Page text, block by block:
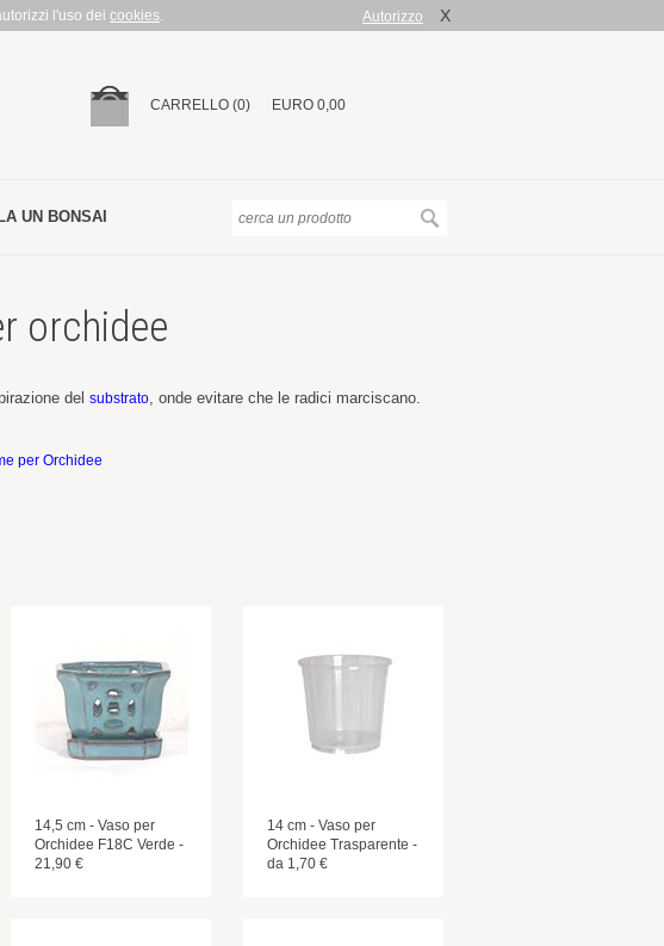
l'uso dei cookies. Autorizzo X
CARRELLO (0) EURO 0,00
UN BONSAI
orchidee
del substrato, onde evitare che le radici marciscano.
per Orchidee
14,5 cm - Vaso per
Orchidee F18C Verde -
21,90 €
14 cm - Vaso per
Orchidee Trasparente -
da 1,70 €